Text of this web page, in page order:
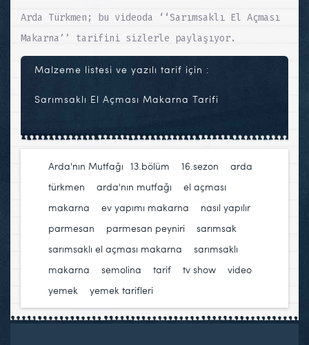
Arda Türkmen; bu videoda ‘‘Sarımsaklı El Açması
Makarna’’ tarifini sizlerle paylaşıyor.
Malzeme listesi ve yazılı tarif için :
Sarımsaklı El Açması Makarna Tarifi
Arda'nın Mutfağı 13.bölüm 16.sezon
arda
türkmen
arda'nın mutfağı
el açması
makarna
ev yapımı makarna nasıl yapılır
parmesan
parmesan peyniri sarımsak
sarımsaklı el açması makarna
sarımsaklı
makarna
semolina tarif tv show video
yemek
yemek tarifleri